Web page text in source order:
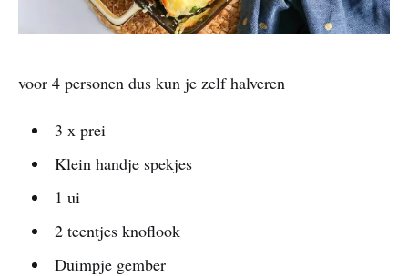
voor 4 personen dus kun je zelf halveren
3 x prei
Klein handje spekjes
1 ui
2 teentjes knoflook
Duimpje gember